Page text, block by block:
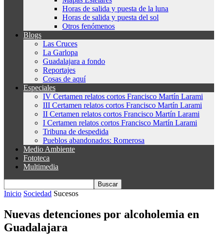
Horas de salida y puesta de la luna
Horas de salida y puesta del sol
Otros fenómenos
Blogs
Las Cruces
La Garlopa
Guadalajara a fondo
Reportajes
Cosas de aquí
Especiales
IV Certamen relatos cortos Francisco Martín Larami
III Certamen relatos cortos Francisco Martín Larami
II Certamen relatos cortos Francisco Martín Larami
I Certamen relatos cortos Francisco Martín Larami
Tribuna de despedida
Pueblos abandonados: Romerosa
Medio Ambiente
Fototeca
Multimedia
Inicio Sociedad Sucesos
Nuevas detenciones por alcoholemia en
Guadalajara